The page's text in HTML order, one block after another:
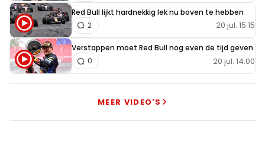
Red Bull lijkt hardnekkig lek nu boven te hebben
20 jul. 15:15
2
Verstappen moet Red Bull nog even de tijd geven
20 jul. 14:00
0
MEER VIDEO'S